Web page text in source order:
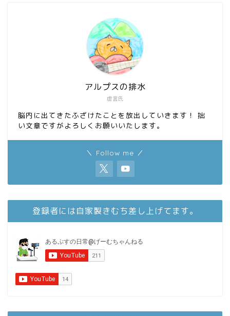
虚言氏
アルプスの排水
脳内に出てきたふざけたことを放出していきます！ 拙
い文章ですがよろしくお願いいたします。
＼ Follow me ／
登録者には自家製きむち差し上げてます。